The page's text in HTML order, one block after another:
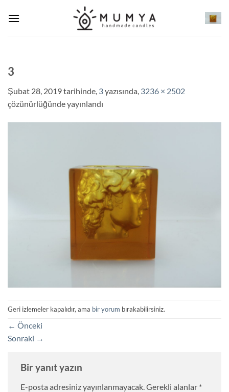
atla
3
Şubat 28, 2019tarihinde, 3yazısında, 3236 × 2502
çözünürlüğünde yayınlandı
Geri izlemeler kapalıdır, ama bir yorum bırakabilirsiniz.
← Önceki
Sonraki →
Bir yanıt yazın
E-posta adresiniz yayınlanmayacak.Gerekli alanlar *